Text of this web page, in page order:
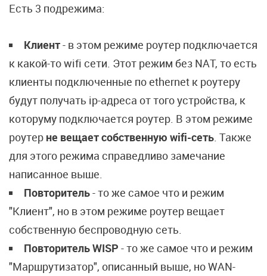
Есть 3 подрежима:
Клиент- в этом режиме роутер подключается
к какой-то wifi сети. Этот режим без NAT, то есть
клиенты подключенные по ethernet к роутеру
будут получать ip-адреса от того устройства, к
которуму подключается роутер. В этом режиме
роутер не вещает собственную wifi-сеть. Также
для этого режима справедливо замечание
написанное выше.
Повторитель- то же самое что и режим
"Клиент", но в этом режиме роутер вещает
собственную беспроводную сеть.
Повторитель WISP - то же самое что и режим
"Маршрутизатор", описанный выше, но WAN-